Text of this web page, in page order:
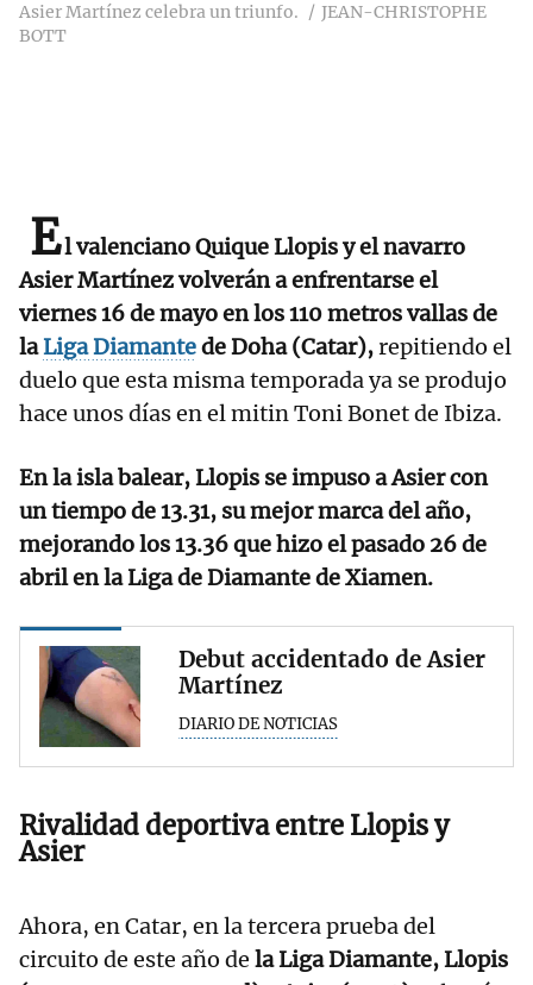
Asier Martínez celebra un triunfo.
JEAN-CHRISTOPHE
BOTT
El valenciano Quique Llopis y el navarro
Asier Martínez volverán a enfrentarse el
viernes 16 de mayo en los 110 metros vallas de
laLiga Diamantede Doha (Catar),repitiendo el
duelo que esta misma temporada ya se produjo
hace unos días en el mitin Toni Bonet de Ibiza.
En la isla balear, Llopis se impuso a Asier con
un tiempo de 13.31, su mejor marca del año,
mejorando los 13.36 que hizo el pasado 26 de
abril en la Liga de Diamante de Xiamen.
Debut accidentado de Asier
Martínez
DIARIO DE NOTICIAS
Rivalidad deportiva entre Llopis y
Asier
Ahora, en Catar, en la tercera prueba del
circuito de este año de la Liga Diamante, Llopis